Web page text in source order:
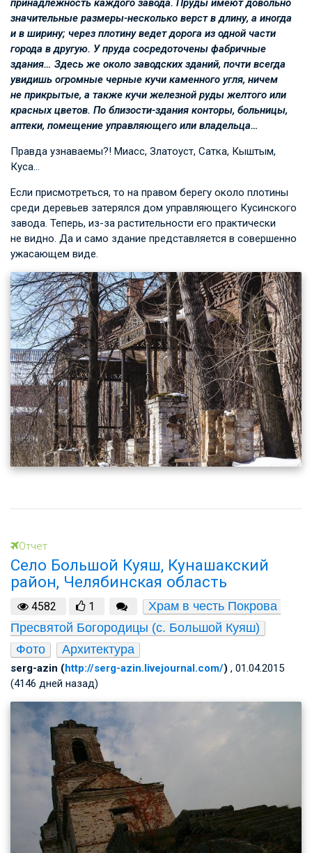
принадлежность каждого завода. Пруды имеют довольно
значительные размеры-несколько верст в длину, а иногда
и в ширину; через плотину ведет дорога из одной части
города в другую. У пруда сосредоточены фабричные
здания… Здесь же около заводских зданий, почти всегда
увидишь огромные черные кучи каменного угля, ничем
не прикрытые, а также кучи железной руды желтого или
красных цветов. По близости-здания конторы, больницы,
аптеки, помещение управляющего или владельца…
Правда узнаваемы?! Миасс, Златоуст, Сатка, Кыштым,
Куса…
Если присмотреться, то на правом берегу около плотины
среди деревьев затерялся дом управляющего Кусинского
завода. Теперь, из-за растительности его практически
не видно. Да и само здание представляется в совершенно
ужасающем виде.
Отчет
Село Большой Куяш, Кунашакский
район, Челябинская область
4582 1
Храм в честь Покрова
Пресвятой Богородицы (с. Большой Куяш)
Фото
Архитектура
serg-azin (http://serg-azin.livejournal.com/) , 01.04.2015
(4146 дней назад)